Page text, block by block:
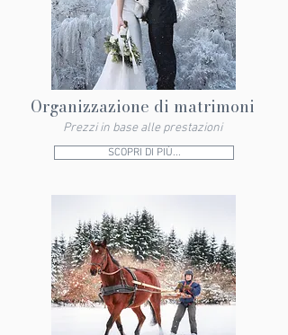
Organizzazione di matrimoni
Prezzi in base alle prestazioni
SCOPRI DI PIÙ...